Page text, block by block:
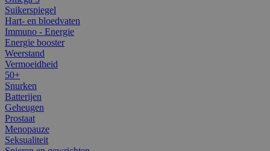
Suikerspiegel
Hart- en bloedvaten
Immuno - Energie
Energie booster
Weerstand
Vermoeidheid
50+
Snurken
Batterijen
Geheugen
Prostaat
Menopauze
Seksualiteit